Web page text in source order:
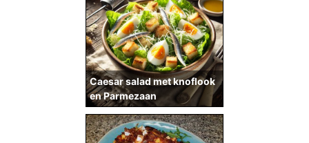
Caesar salad met knoflook
en Parmezaan